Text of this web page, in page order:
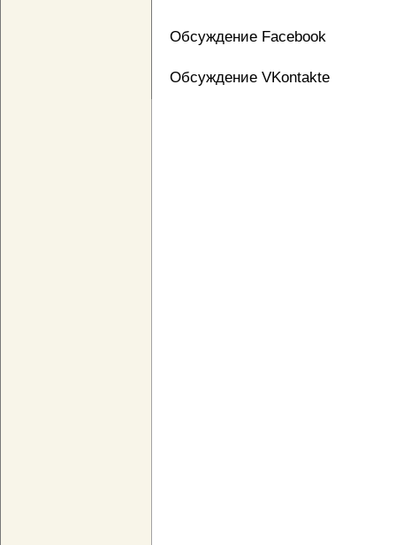
Обсуждение Facebook
Обсуждение VKontakte